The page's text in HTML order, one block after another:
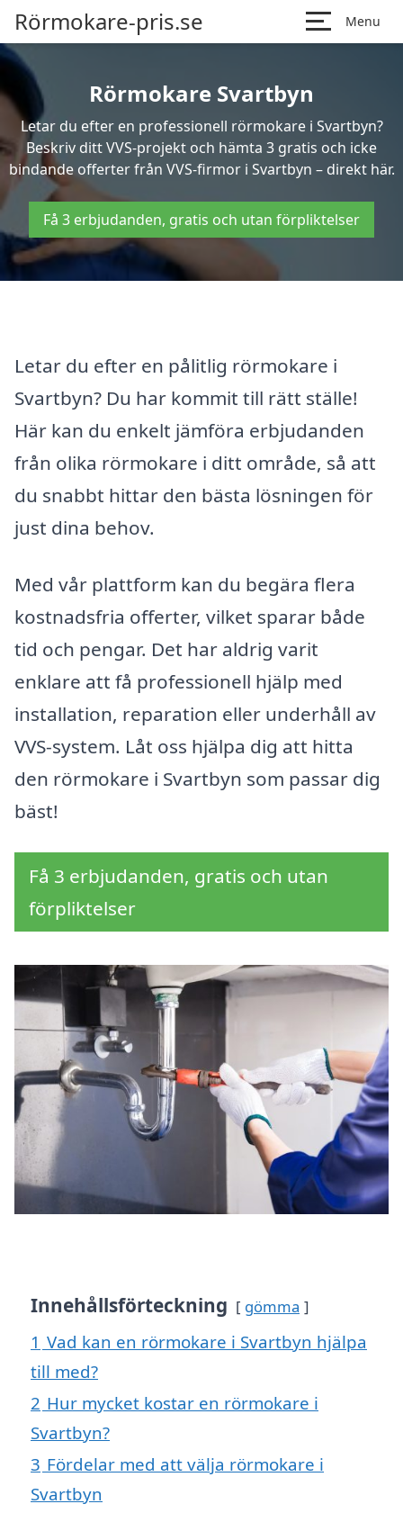
Rörmokare-pris.se Menu
Rörmokare Svartbyn
Letar du efter en professionell rörmokare i Svartbyn?
Beskriv ditt VVS-projekt och hämta 3 gratis och icke
bindande offerter från VVS-firmor i Svartbyn – direkt här.
Få 3 erbjudanden, gratis och utan förpliktelser
Letar du efter en pålitlig rörmokare i
Svartbyn? Du har kommit till rätt ställe!
Här kan du enkelt jämföra erbjudanden
från olika rörmokare i ditt område, så att
du snabbt hittar den bästa lösningen för
just dina behov.
Med vår plattform kan du begära flera
kostnadsfria offerter, vilket sparar både
tid och pengar. Det har aldrig varit
enklare att få professionell hjälp med
installation, reparation eller underhåll av
VVS-system. Låt oss hjälpa dig att hitta
den rörmokare i Svartbyn som passar dig
bäst!
Få 3 erbjudanden, gratis och utan
förpliktelser
Innehållsförteckning gömma
1 Vad kan en rörmokare i Svartbyn hjälpa
till med?
2 Hur mycket kostar en rörmokare i
Svartbyn?
3 Fördelar med att välja rörmokare i
Svartbyn